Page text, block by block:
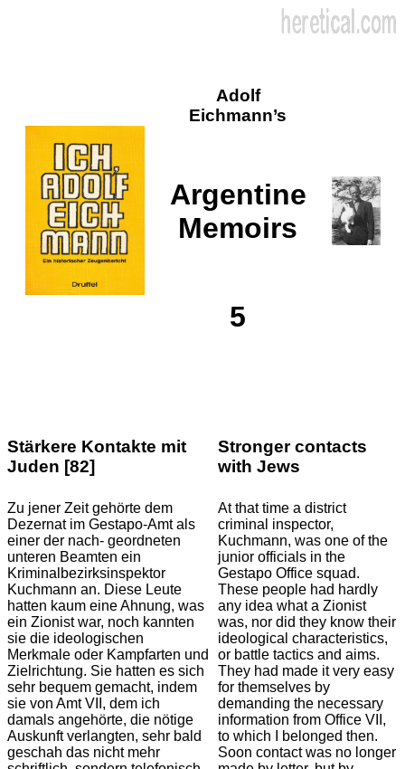
Adolf
Eichmann’s
Argentine
Memoirs
5
Stärkere Kontakte mit
Juden [82]
Stronger contacts
with Jews
Zu jener Zeit gehörte dem
Dezernat im Gestapo-Amt als
einer der nach- geordneten
unteren Beamten ein
Kriminalbezirksinspektor
Kuchmann an. Diese Leute
hatten kaum eine Ahnung, was
ein Zionist war, noch kannten
sie die ideologischen
Merkmale oder Kampfarten und
Zielrichtung. Sie hatten es sich
sehr bequem gemacht, indem
sie von Amt VII, dem ich
damals angehörte, die nötige
Auskunft verlangten, sehr bald
geschah das nicht mehr
At that time a district
criminal inspector,
Kuchmann, was one of the
junior officials in the
Gestapo Office squad.
These people had hardly
any idea what a Zionist
was, nor did they know their
ideological characteristics,
or battle tactics and aims.
They had made it very easy
for themselves by
demanding the necessary
information from Office VII,
to which I belonged then.
Soon contact was no longer